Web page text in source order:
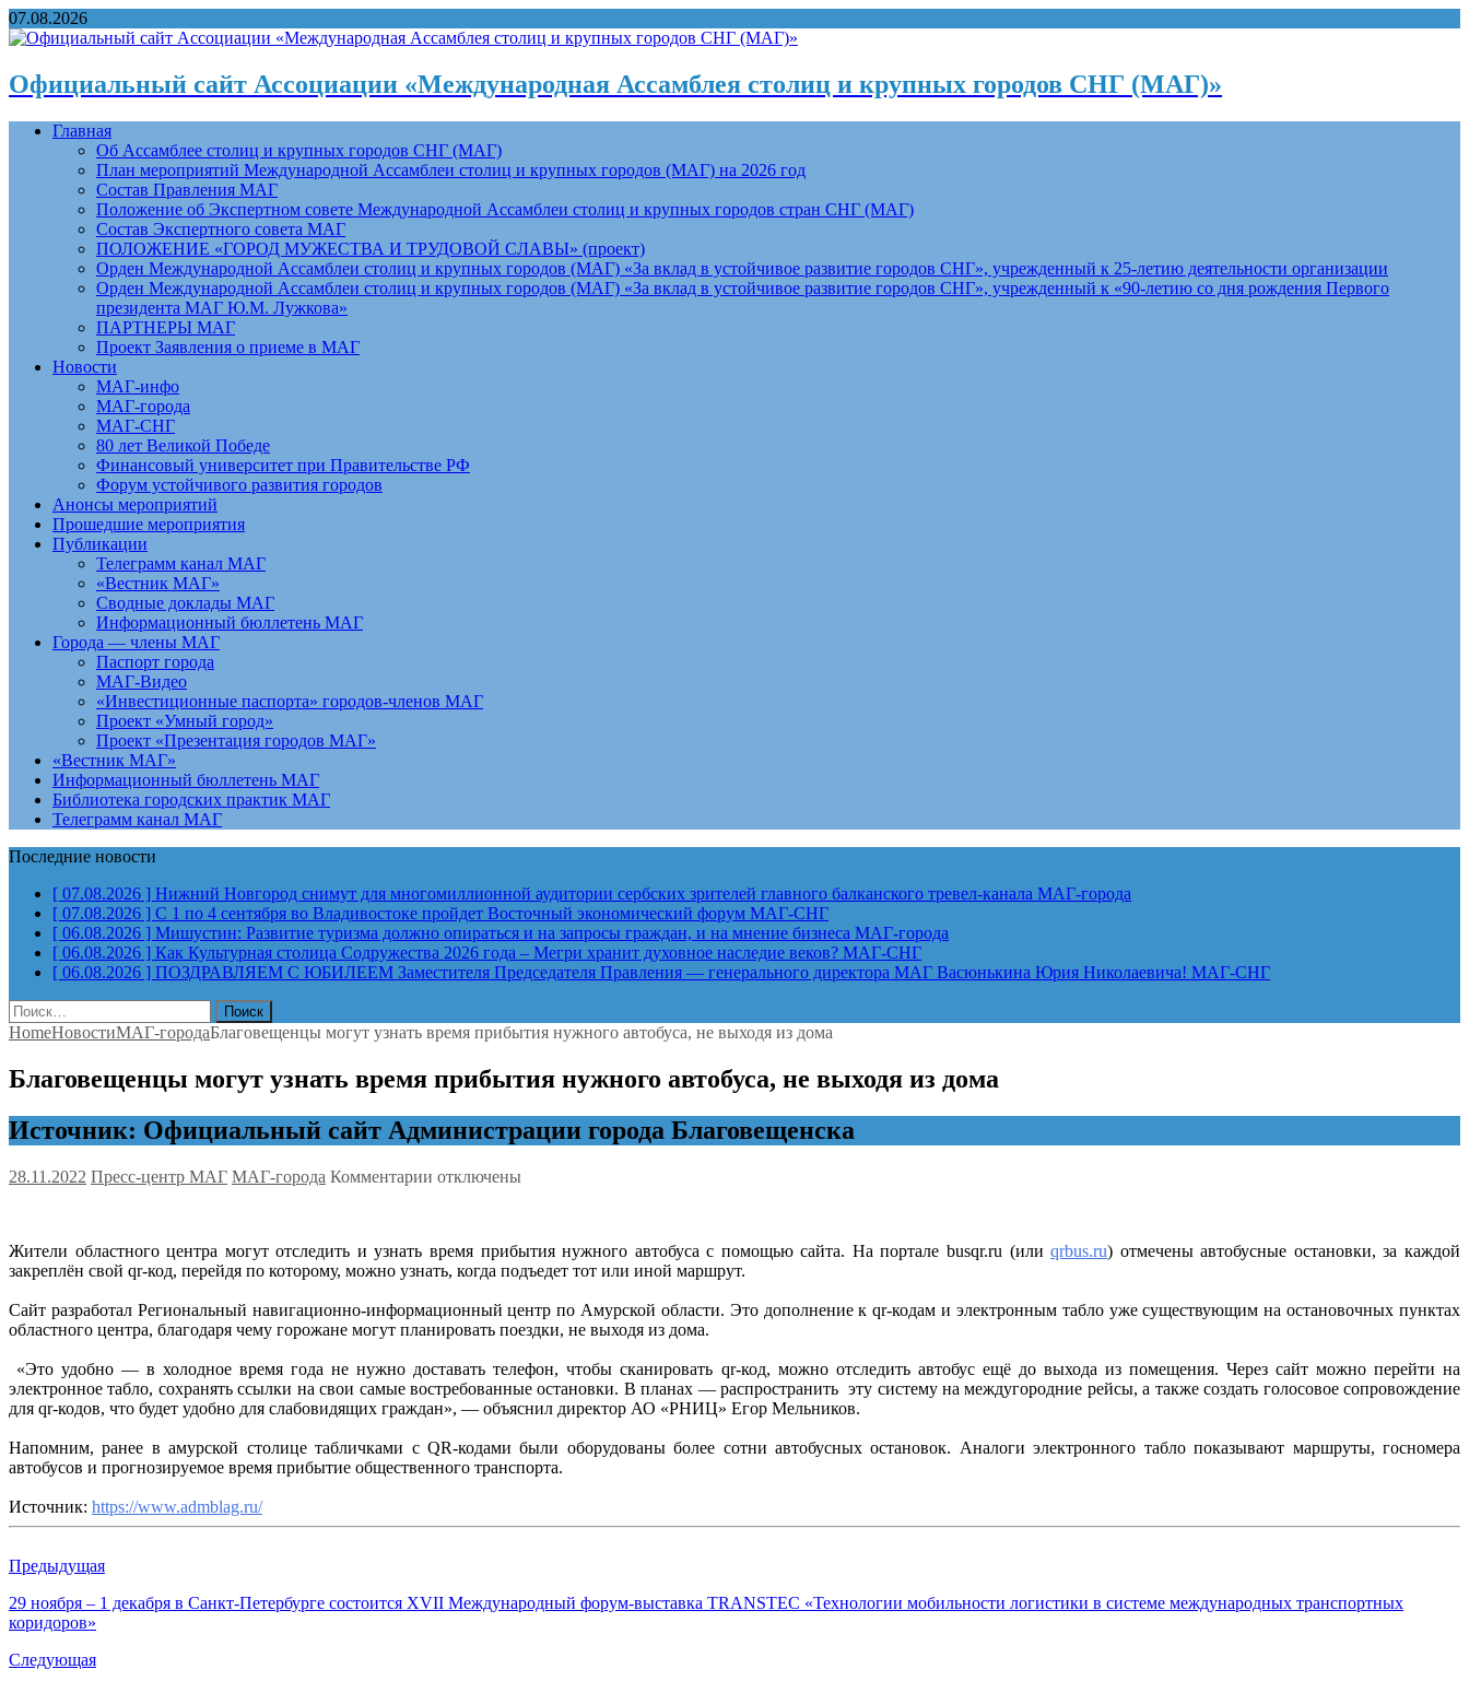
07.08.2026
Официальный сайт Ассоциации «Международная Ассамблея столиц и крупных городов СНГ (МАГ)»
Главная
Об Ассамблее столиц и крупных городов СНГ (МАГ)
План мероприятий Международной Ассамблеи столиц и крупных городов (МАГ) на 2026 год
Состав Правления МАГ
Положение об Экспертном совете Международной Ассамблеи столиц и крупных городов стран СНГ (МАГ)
Состав Экспертного совета МАГ
ПОЛОЖЕНИЕ «ГОРОД МУЖЕСТВА И ТРУДОВОЙ СЛАВЫ» (проект)
Орден Международной Ассамблеи столиц и крупных городов (МАГ) «За вклад в устойчивое развитие городов СНГ», учрежденный к 25-летию деятельности организации
Орден Международной Ассамблеи столиц и крупных городов (МАГ) «За вклад в устойчивое развитие городов СНГ», учрежденный к «90-летию со дня рождения Первого
президента МАГ Ю.М. Лужкова»
ПАРТНЕРЫ МАГ
Проект Заявления о приеме в МАГ
Новости
МАГ-инфо
МАГ-города
МАГ-СНГ
80 лет Великой Победе
Финансовый университет при Правительстве РФ
Форум устойчивого развития городов
Анонсы мероприятий
Прошедшие мероприятия
Публикации
Телеграмм канал МАГ
«Вестник МАГ»
Сводные доклады МАГ
Информационный бюллетень МАГ
Города — члены МАГ
Паспорт города
МАГ-Видео
«Инвестиционные паспорта» городов-членов МАГ
Проект «Умный город»
Проект «Презентация городов МАГ»
«Вестник МАГ»
Информационный бюллетень МАГ
Библиотека городских практик МАГ
Телеграмм канал МАГ
Последние новости
[ 07.08.2026 ] Нижний Новгород снимут для многомиллионной аудитории сербских зрителей главного балканского тревел-канала МАГ-города
[ 07.08.2026 ] С 1 по 4 сентября во Владивостоке пройдет Восточный экономический форум МАГ-СНГ
[ 06.08.2026 ] Мишустин: Развитие туризма должно опираться и на запросы граждан, и на мнение бизнеса МАГ-города
[ 06.08.2026 ] Как Культурная столица Содружества 2026 года – Мегри хранит духовное наследие веков? МАГ-СНГ
[ 06.08.2026 ] ПОЗДРАВЛЯЕМ С ЮБИЛЕЕМ Заместителя Председателя Правления — генерального директора МАГ Васюнькина Юрия Николаевича! МАГ-СНГ
Найти:
HomeНовостиМАГ-городаБлаговещенцы могут узнать время прибытия нужного автобуса, не выходя из дома
Благовещенцы могут узнать время прибытия нужного автобуса, не выходя из дома
Источник: Официальный сайт Администрации города Благовещенска
28.11.2022 Пресс-центр МАГ МАГ-города Комментарии к
узнать
время
нужного
автобуса,
выходя
из
дома
отключены
Жители областного центра могут отследить и узнать время прибытия нужного автобуса с помощью сайта. На портале busqr.ru (илиqrbus.ru) отмечены автобусные остановки, за каждой
закреплён свой qr-код, перейдя по которому, можно узнать, когда подъедет тот или иной маршрут.
Сайт разработал Региональный навигационно-информационный центр по Амурской области. Это дополнение к qr-кодам и электронным табло уже существующим на остановочных пунктах
областного центра, благодаря чему горожане могут планировать поездки, не выходя из дома.
«Это удобно — в холодное время года не нужно доставать телефон, чтобы сканировать qr-код, можно отследить автобус ещё до выхода из помещения. Через сайт можно перейти на
электронное табло, сохранять ссылки на свои самые востребованные остановки. В планах — распространить эту систему на междугородние рейсы, а также создать голосовое сопровождение
для qr-кодов, что будет удобно для слабовидящих граждан», — объяснил директор АО «РНИЦ» Егор Мельников.
Напомним, ранее в амурской столице табличками с QR-кодами были оборудованы более сотни автобусных остановок. Аналоги электронного табло показывают маршруты, госномера
автобусов и прогнозируемое время прибытие общественного транспорта.
Источник: https://www.admblag.ru/
Предыдущая
29 ноября – 1 декабря в Санкт-Петербурге состоится XVII Международный форум-выставка TRANSTEC «Технологии мобильности логистики в системе международных транспортных
коридоров»
Следующая